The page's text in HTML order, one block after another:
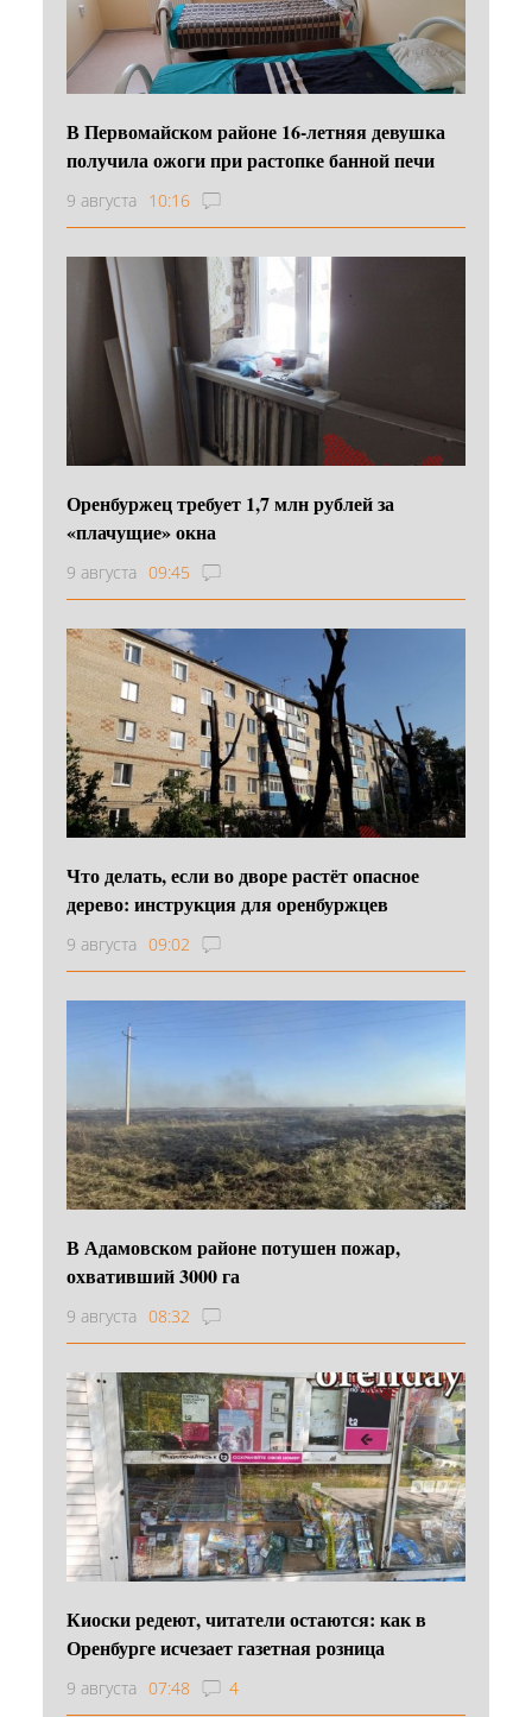
В Первомайском районе 16‑летняя девушка
получила ожоги при растопке банной печи
9 августа 10:16
Оренбуржец требует 1,7 млн рублей за
«плачущие» окна
9 августа 09:45
Что делать, если во дворе растёт опасное
дерево: инструкция для оренбуржцев
9 августа 09:02
В Адамовском районе потушен пожар,
охвативший 3000 га
9 августа 08:32
Киоски редеют, читатели остаются: как в
Оренбурге исчезает газетная розница
9 августа 07:48 4